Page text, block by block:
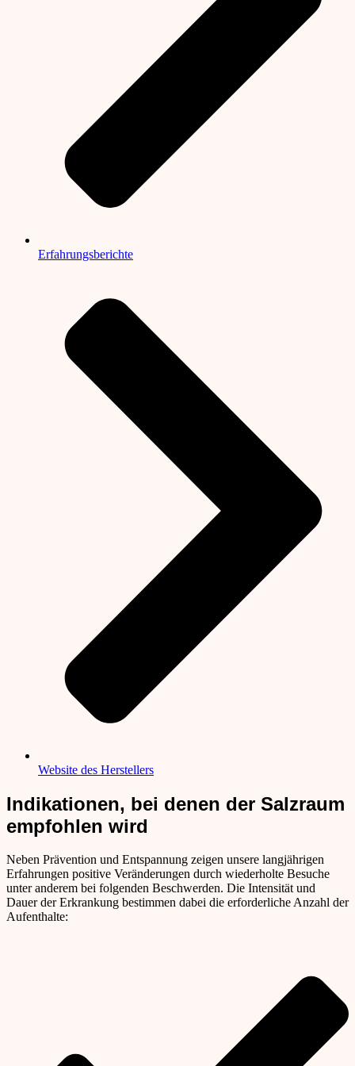
Erfahrungsberichte
Website des Herstellers
Indikationen, bei denen der Salzraum
empfohlen wird
Neben Prävention und Entspannung zeigen unsere langjährigen
Erfahrungen positive Veränderungen durch wiederholte Besuche
unter anderem bei folgenden Beschwerden. Die Intensität und
Dauer der Erkrankung bestimmen dabei die erforderliche Anzahl der
Aufenthalte: